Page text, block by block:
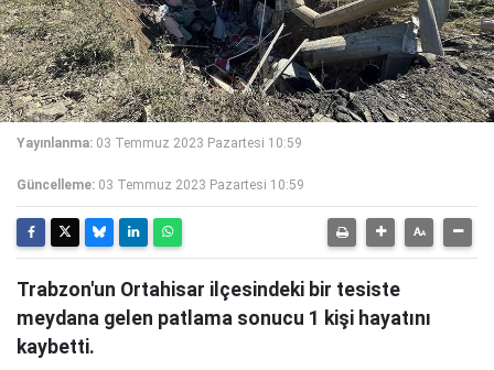
Yayınlanma: 03 Temmuz 2023 Pazartesi 10:59
Güncelleme: 03 Temmuz 2023 Pazartesi 10:59
Trabzon'un Ortahisar ilçesindeki bir tesiste
meydana gelen patlama sonucu 1 kişi hayatını
kaybetti.